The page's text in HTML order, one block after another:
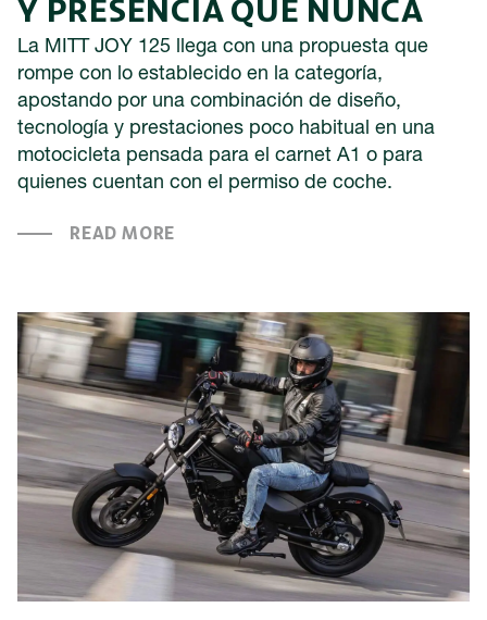
Y PRESENCIA QUE NUNCA
La MITT JOY 125 llega con una propuesta que
rompe con lo establecido en la categoría,
apostando por una combinación de diseño,
tecnología y prestaciones poco habitual en una
motocicleta pensada para el carnet A1 o para
quienes cuentan con el permiso de coche.
READ MORE